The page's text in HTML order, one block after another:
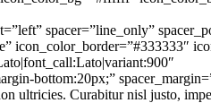
spacer=”line_only”
icon_color_border=”#333333″
bottom:20px;”
ultricies. Curabitur nisl justo,